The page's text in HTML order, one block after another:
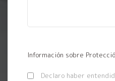
Información sobre
Declaro haber